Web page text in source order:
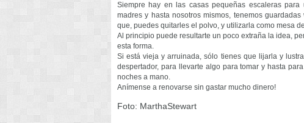
Siempre hay en las casas pequeñas escaleras
madres y hasta nosotros mismos, tenemos
que, puedes quitarles el polvo, y utilizarla como mesa
Al principio puede resultarte un poco extraña la idea,
esta forma.
Si está vieja y arruinada, sólo tienes que lijarla y
despertador, para llevarte algo para tomar y hasta
noches a mano.
Anímense a renovarse sin gastar mucho dinero!
Foto: MarthaStewart